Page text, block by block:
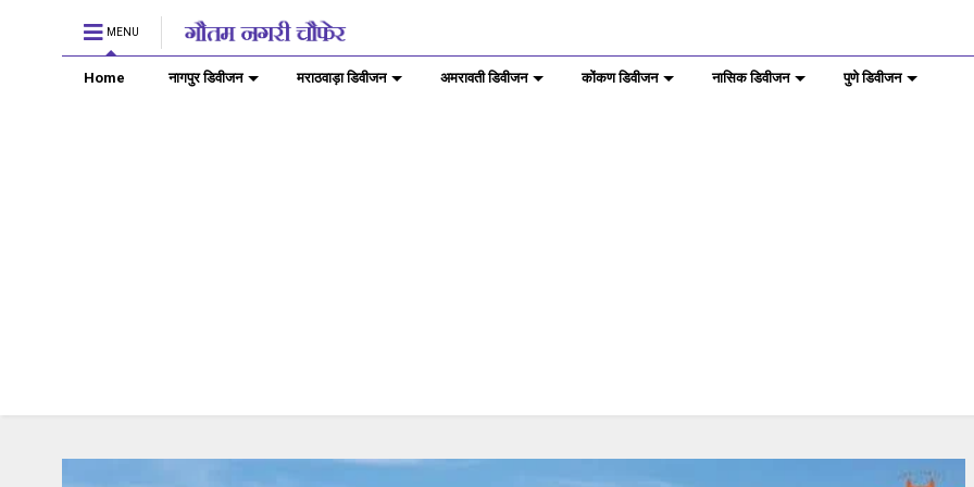
MENU
Home नागपुर डिवीजन मराठवाड़ा डिवीजन अमरावती डिवीजन कोंकण डिवीजन नासिक डिवीजन पुणे डिवीजन